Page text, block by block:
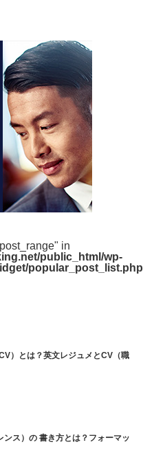
in
public_html/wp-
popular_post_list.php
）とは？英文レジュメとCV（職
ス）の 書き方とは？フォーマッ